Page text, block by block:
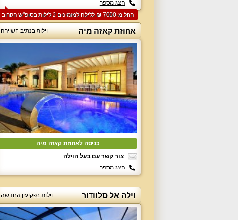
הצג מספר
החל מ-‏7000 ₪ ללילה למזמינים 2 לילות בסופ"ש הקרוב
אחוזת קאזה מיה וילות בנתיב השיירה
כניסה לאחוזת קאזה מיה
צור קשר עם בעל הוילה
הצג מספר
וילה אל סלוודור וילות בפקיעין החדשה